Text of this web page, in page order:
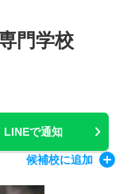
門学校
LINEで通知
候補校に追加